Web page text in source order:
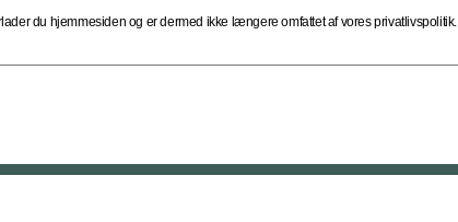
du hjemmesiden og er dermed ikke længere omfattet af vores privatlivspolitik.